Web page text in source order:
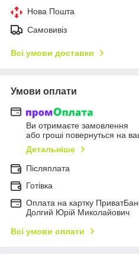
Нова Пошта
Самовивіз
Всі умови доставки
Умови оплати
Ви отримаєте замовлення
або гроші повернуться на
Детальніше
Післяплата
Готівка
Оплата на картку
Долгий Юрій Миколайович
Всі умови оплати